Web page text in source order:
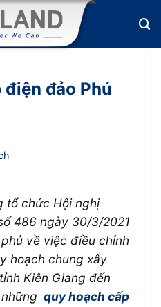
đảo Phú
tổ chức Hội nghị
486 ngày 30/3/2021
về việc điều chỉnh
hoạch chung xây
Kiên Giang đến
quy hoạch cấp